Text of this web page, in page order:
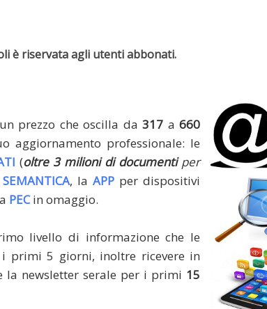
è riservata agli utenti abbonati.
prezzo che oscilla da317 a660
aggiornamento professionale: le
(oltre 3 milioni di documentiper
SEMANTICA, la APP per dispositivi
PECin omaggio.
livello di informazione che le
primi 5 giorni, inoltre ricevere in
la newsletter serale per i primi 15